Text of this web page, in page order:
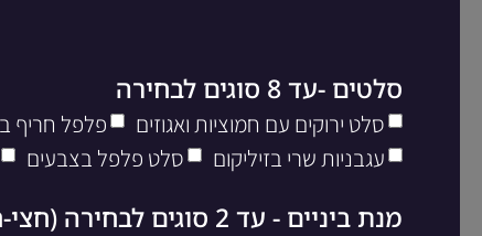
סלטים -עד 8 סוגים לבחירה
סלט ירוקים עם חמוציות ואגוזים פלפל חריף
עגבניות שרי בזיליקום
סלט פלפל בצבעים
מנת ביניים - עד 2 סוגים לבחירה (חצי-חצי)